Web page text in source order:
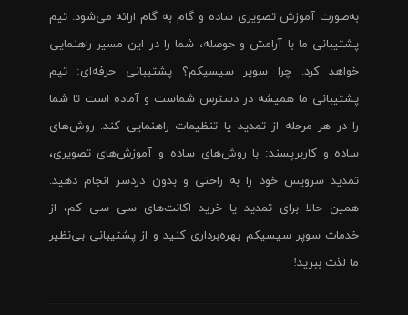
به‌صورت آموزش تصویری ساده و گام به گام ارائه می‌شود. تیم
پشتیبانی ما با آرامش و حوصله، شما را در این مسیر راهنمایی
خواهد کرد. چرا سوپر سیسیکم؟ پشتیبانی حرفه‌ای: تیم
پشتیبانی ما همیشه در دسترس شماست و آماده است تا شما
را در هر مرحله از تمدید یا تنظیمات راهنمایی کند. روش‌های
ساده و کاربرپسند: با روش‌های ساده و آموزش‌های تصویری،
تمدید سرویس خود را به راحتی و بدون دردسر انجام دهید.
همین حالا برای تمدید یا خرید اکانت‌های سی سی کم، از
خدمات سوپر سیسیکم بهره‌برداری کنید و از پشتیبانی بی‌نظیر
ما لذت ببرید!